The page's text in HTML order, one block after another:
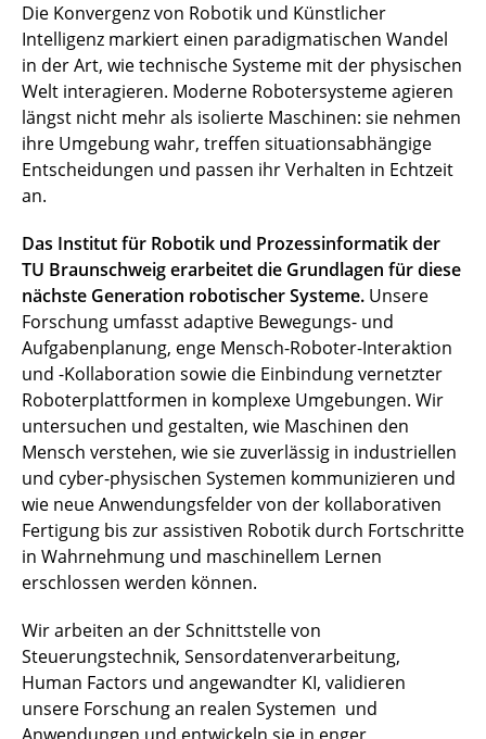
Die Konvergenz von Robotik und Künstlicher
Intelligenz markiert einen paradigmatischen Wandel
in der Art, wie technische Systeme mit der physischen
Welt interagieren. Moderne Robotersysteme agieren
längst nicht mehr als isolierte Maschinen: sie nehmen
ihre Umgebung wahr, treffen situationsabhängige
Entscheidungen und passen ihr Verhalten in Echtzeit
an.
Das Institut für Robotik und Prozessinformatik der
TU Braunschweig erarbeitet die Grundlagen für diese
nächste Generation robotischer Systeme. Unsere
Forschung umfasst adaptive Bewegungs- und
Aufgabenplanung, enge Mensch-Roboter-Interaktion
und -Kollaboration sowie die Einbindung vernetzter
Roboterplattformen in komplexe Umgebungen. Wir
untersuchen und gestalten, wie Maschinen den
Mensch verstehen, wie sie zuverlässig in industriellen
und cyber-physischen Systemen kommunizieren und
wie neue Anwendungsfelder von der kollaborativen
Fertigung bis zur assistiven Robotik durch Fortschritte
in Wahrnehmung und maschinellem Lernen
erschlossen werden können.
Wir arbeiten an der Schnittstelle von
Steuerungstechnik, Sensordatenverarbeitung,
Human Factors und angewandter KI, validieren
unsere Forschung an realen Systemen und